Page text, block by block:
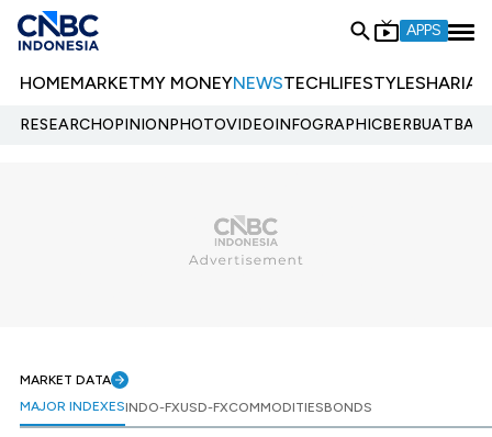
APPS
HOMEMARKETMY MONEYNEWSTECHLIFESTYLESHARIA
RESEARCHOPINIONPHOTOVIDEOINFOGRAPHIC
MARKET DATA
MAJOR INDEXESINDO-FXUSD-FXCOMMODITIESBONDS